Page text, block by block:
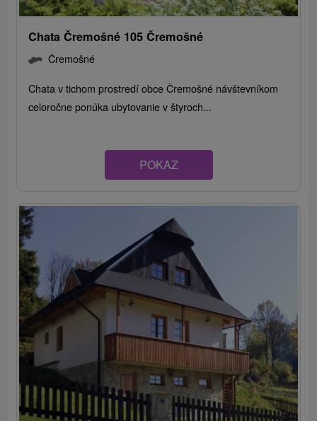
Chata Čremošné 105 Čremošné
Čremošné
Chata v tichom prostredí obce Čremošné návštevníkom
celoročne ponúka ubytovanie v štyroch...
POKAZ